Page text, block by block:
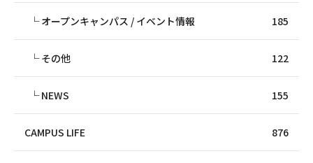
オープンキャンパス / イベント情報 185
その他 122
NEWS 155
CAMPUS LIFE 876